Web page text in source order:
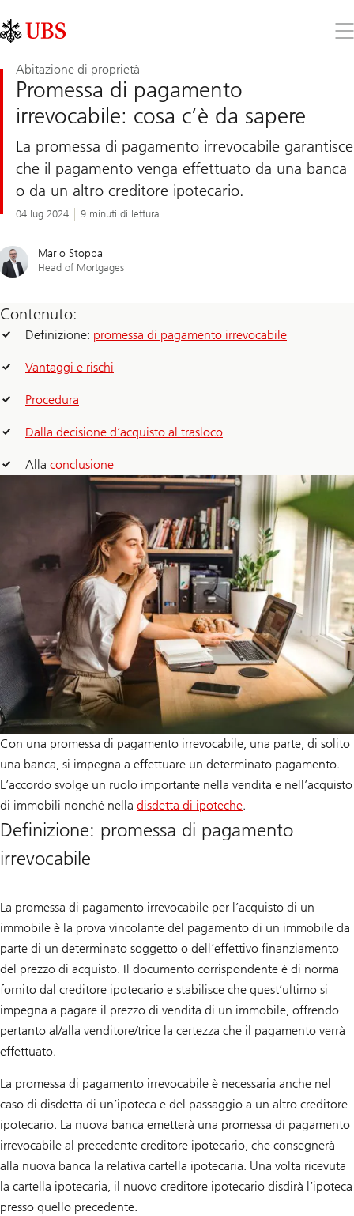
Links
Area
il
Abitazione di proprietà
Promessa di pagamento
irrevocabile: cosa c’è da sapere
La promessa di pagamento irrevocabile garantisce
che il pagamento venga effettuato da una banca
o da un altro creditore ipotecario.
04 lug 2024 9 minuti di lettura
Mario Stoppa
Head of Mortgages
Contenuto:
Definizione: promessa di pagamento irrevocabile
Vantaggi e rischi
Procedura
Dalla decisione d’acquisto al trasloco
Alla conclusione
Con una promessa di pagamento irrevocabile, una parte, di solito
una banca, si impegna a effettuare un determinato pagamento.
L’accordo svolge un ruolo importante nella vendita e nell’acquisto
di immobili nonché nella disdetta di ipoteche.
Definizione: promessa di pagamento
irrevocabile
La promessa di pagamento irrevocabile per l’acquisto di un
immobile è la prova vincolante del pagamento di un immobile da
parte di un determinato soggetto o dell’effettivo finanziamento
del prezzo di acquisto. Il documento corrispondente è di norma
fornito dal creditore ipotecario e stabilisce che quest’ultimo si
impegna a pagare il prezzo di vendita di un immobile, offrendo
pertanto al/alla venditore/trice la certezza che il pagamento verrà
effettuato.
La promessa di pagamento irrevocabile è necessaria anche nel
caso di disdetta di un’ipoteca e del passaggio a un altro creditore
ipotecario. La nuova banca emetterà una promessa di pagamento
irrevocabile al precedente creditore ipotecario, che consegnerà
alla nuova banca la relativa cartella ipotecaria. Una volta ricevuta
la cartella ipotecaria, il nuovo creditore ipotecario disdirà l’ipoteca
presso quello precedente.